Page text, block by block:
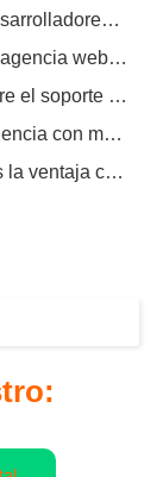
¿Qué diferencia a las reseñas de desarrolladores corporativos de las de agencias generalistas?
¿Cómo sé si los testimonios de una agencia web B2B son auténticos?
¿Qué peso tienen las opiniones sobre el soporte post-venta en la decisión final?
¿Vale la pena pagar más por una agencia con mejores reseñas?
Elegir con base en opiniones reales es la ventaja competitiva de tu negocio